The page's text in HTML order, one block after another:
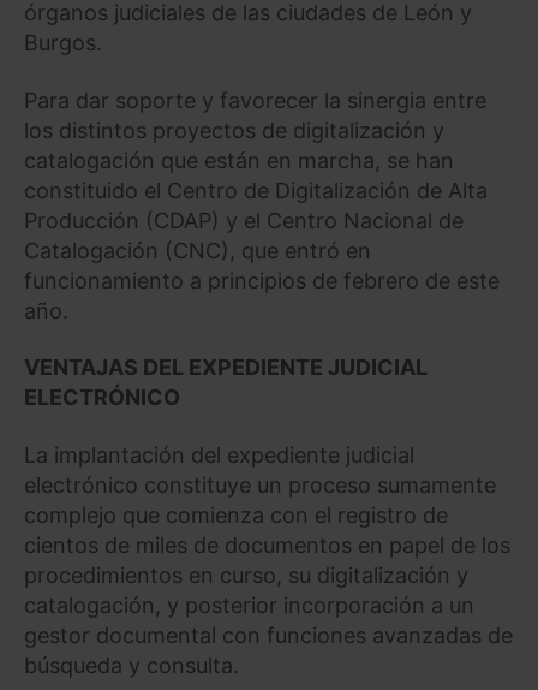
órganos judiciales de las ciudades de León y
Burgos.
Para dar soporte y favorecer la sinergia entre
los distintos proyectos de digitalización y
catalogación que están en marcha, se han
constituido el Centro de Digitalización de Alta
Producción (CDAP) y el Centro Nacional de
Catalogación (CNC), que entró en
funcionamiento a principios de febrero de este
año.
VENTAJAS DEL EXPEDIENTE JUDICIAL
ELECTRÓNICO
La implantación del expediente judicial
electrónico constituye un proceso sumamente
complejo que comienza con el registro de
cientos de miles de documentos en papel de los
procedimientos en curso, su digitalización y
catalogación, y posterior incorporación a un
gestor documental con funciones avanzadas de
búsqueda y consulta.